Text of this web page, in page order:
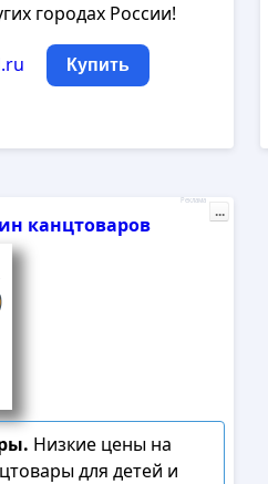
городах России!
Купить
канцтоваров
Низкие цены на
для детей и
Реклама
...